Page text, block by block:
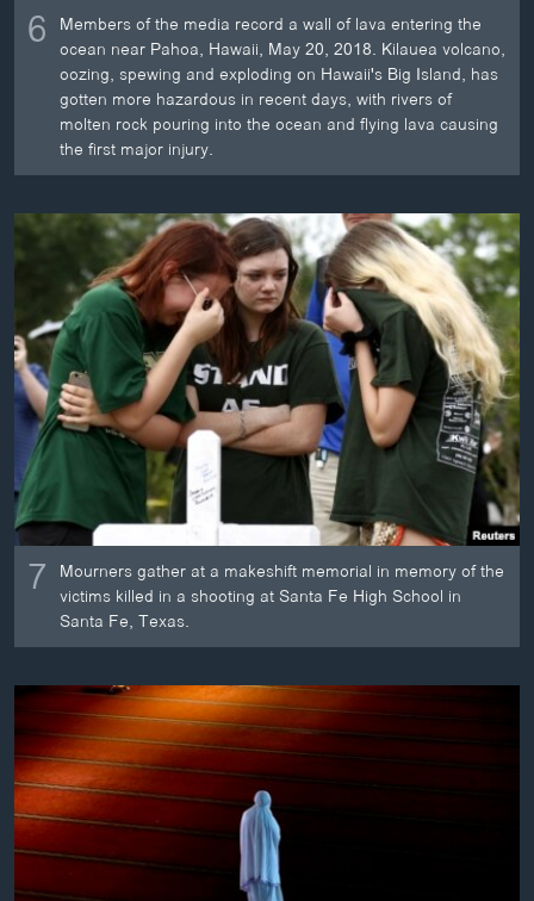
6 Members of the media record a wall of lava entering the
ocean near Pahoa, Hawaii, May 20, 2018. Kilauea volcano,
oozing, spewing and exploding on Hawaii's Big Island, has
gotten more hazardous in recent days, with rivers of
molten rock pouring into the ocean and flying lava causing
the first major injury.
7 Mourners gather at a makeshift memorial in memory of the
victims killed in a shooting at Santa Fe High School in
Santa Fe, Texas.